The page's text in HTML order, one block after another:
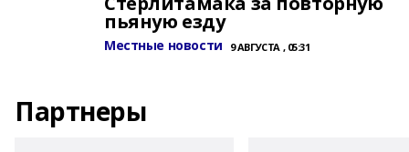
пьяную езду
Местные новости 9 АВГУСТА , 05:31
Партнеры